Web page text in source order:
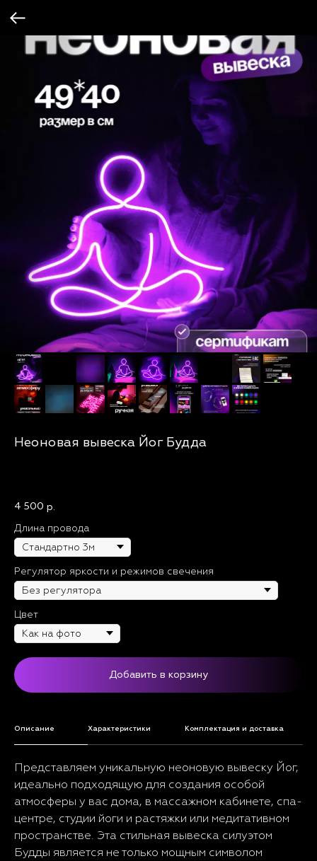
Неоновая вывеска Йог Будда
4 500 р.
Длина провода
Регулятор яркости и режимов свечения
Цвет
Добавить в корзину
Описание Характеристики Комплектация и доставка
Представляем уникальную неоновую вывеску Йог,
идеально подходящую для создания особой
атмосферы у вас дома, в массажном кабинете, спа-
центре, студии йоги и растяжки или медитативном
пространстве. Эта стильная вывеска силуэтом
Будды является не только мощным символом